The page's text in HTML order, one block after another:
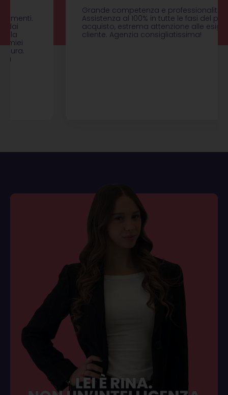
Grande competenza e professionalità.
Assistenza al 100% in tutte le fasi del processo di
acquisto, estrema attenzione alle esigenze del
cliente. Agenzia consigliatissima!